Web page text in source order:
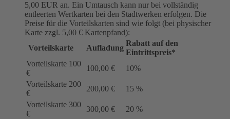
5,00 EUR an. Ein Umtausch kann nur bei vollständig
entleerten Wertkarten bei den Stadtwerken erfolgen. Die
Preise für die Vorteilskarten sind wie folgt (bei physischer
Karte zzgl. 5,00 € Kartenpfand):
Vorteilskarte
Aufladung
Rabatt auf den
Eintrittspreis*
Vorteilskarte 100
€
100,00 €
10%
Vorteilskarte 200
€
200,00 €
15 %
Vorteilskarte 300
€
300,00 €
20 %